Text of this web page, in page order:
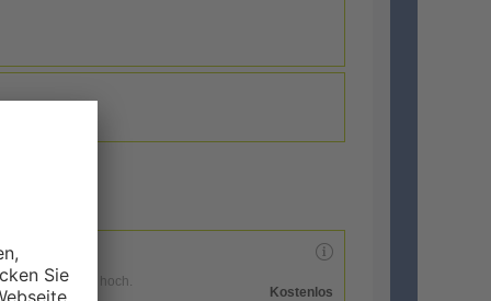
Druckdaten hoch.
Kostenlos